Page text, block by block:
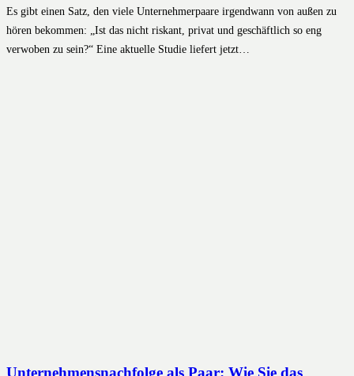
Es gibt einen Satz, den viele Unternehmerpaare irgendwann von außen zu
hören bekommen: „Ist das nicht riskant, privat und geschäftlich so eng
verwoben zu sein?“ Eine aktuelle Studie liefert jetzt…
Unternehmensnachfolge als Paar: Wie Sie das